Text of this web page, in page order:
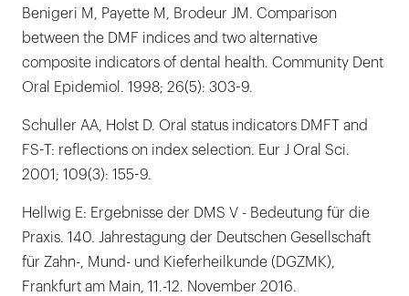
Benigeri M, Payette M, Brodeur JM. Comparison
between the DMF indices and two alternative
composite indicators of dental health. Community Dent
Oral Epidemiol. 1998; 26(5): 303-9.
Schuller AA, Holst D. Oral status indicators DMFT and
FS-T: reflections on index selection. Eur J Oral Sci.
2001; 109(3): 155-9.
Hellwig E: Ergebnisse der DMS V - Bedeutung für die
Praxis. 140. Jahrestagung der Deutschen Gesellschaft
für Zahn-, Mund- und Kieferheilkunde (DGZMK),
Frankfurt am Main, 11.-12. November 2016.